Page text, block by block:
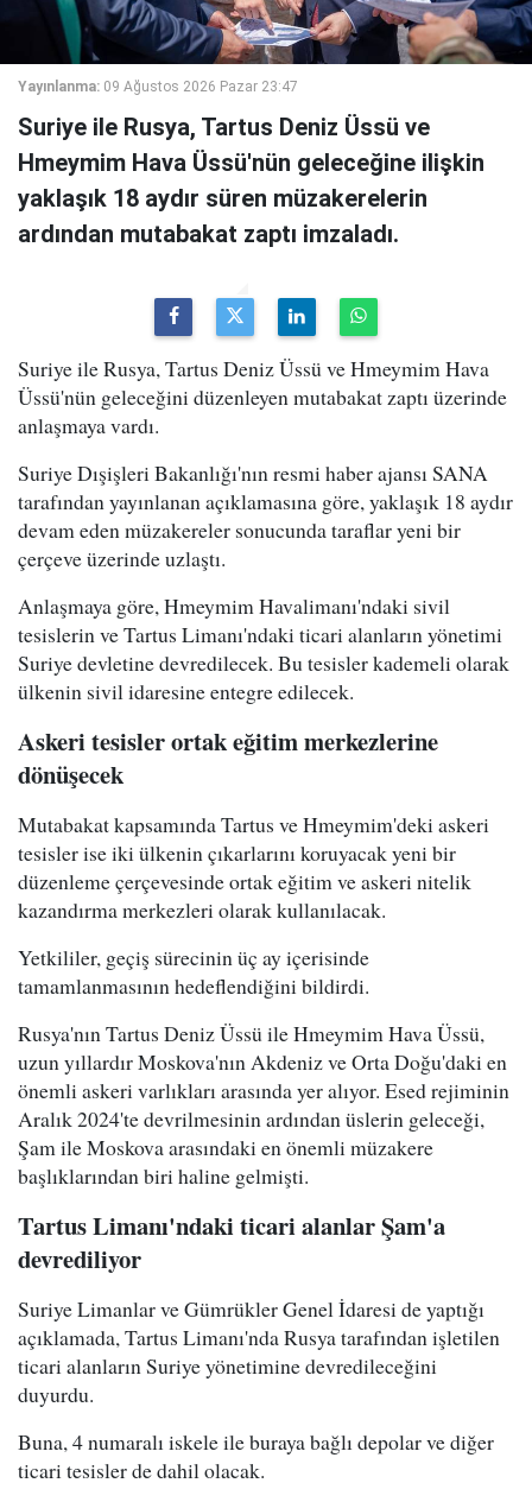
Yayınlanma: 09 Ağustos 2026 Pazar 23:47
Suriye ile Rusya, Tartus Deniz Üssü ve
Hmeymim Hava Üssü'nün geleceğine ilişkin
yaklaşık 18 aydır süren müzakerelerin
ardından mutabakat zaptı imzaladı.
Suriye ile Rusya, Tartus Deniz Üssü ve Hmeymim Hava
Üssü'nün geleceğini düzenleyen mutabakat zaptı üzerinde
anlaşmaya vardı.
Suriye Dışişleri Bakanlığı'nın resmi haber ajansı SANA
tarafından yayınlanan açıklamasına göre, yaklaşık 18 aydır
devam eden müzakereler sonucunda taraflar yeni bir
çerçeve üzerinde uzlaştı.
Anlaşmaya göre, Hmeymim Havalimanı'ndaki sivil
tesislerin ve Tartus Limanı'ndaki ticari alanların yönetimi
Suriye devletine devredilecek. Bu tesisler kademeli olarak
ülkenin sivil idaresine entegre edilecek.
Askeri tesisler ortak eğitim merkezlerine
dönüşecek
Mutabakat kapsamında Tartus ve Hmeymim'deki askeri
tesisler ise iki ülkenin çıkarlarını koruyacak yeni bir
düzenleme çerçevesinde ortak eğitim ve askeri nitelik
kazandırma merkezleri olarak kullanılacak.
Yetkililer, geçiş sürecinin üç ay içerisinde
tamamlanmasının hedeflendiğini bildirdi.
Rusya'nın Tartus Deniz Üssü ile Hmeymim Hava Üssü,
uzun yıllardır Moskova'nın Akdeniz ve Orta Doğu'daki en
önemli askeri varlıkları arasında yer alıyor. Esed rejiminin
Aralık 2024'te devrilmesinin ardından üslerin geleceği,
Şam ile Moskova arasındaki en önemli müzakere
başlıklarından biri haline gelmişti.
Tartus Limanı'ndaki ticari alanlar Şam'a
devrediliyor
Suriye Limanlar ve Gümrükler Genel İdaresi de yaptığı
açıklamada, Tartus Limanı'nda Rusya tarafından işletilen
ticari alanların Suriye yönetimine devredileceğini
duyurdu.
Buna, 4 numaralı iskele ile buraya bağlı depolar ve diğer
ticari tesisler de dahil olacak.